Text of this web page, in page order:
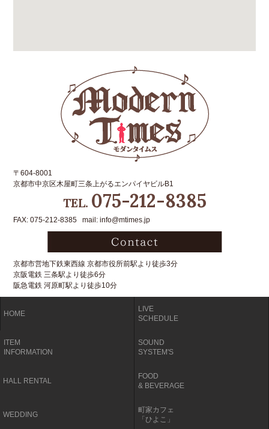
〒604-8001
京都市中京区木屋町三条上がるエンパイヤビルB1
TEL. 075-212-8385
FAX: 075-212-8385 mail: info@mtimes.jp
京都市営地下鉄東西線 京都市役所前駅より徒歩3分
京阪電鉄 三条駅より徒歩6分
阪急電鉄 河原町駅より徒歩10分
HOME
LIVE
SCHEDULE
ITEM
INFORMATION
SOUND
SYSTEM'S
HALL RENTAL
FOOD
& BEVERAGE
WEDDING
町家カフェ
「ひよこ」